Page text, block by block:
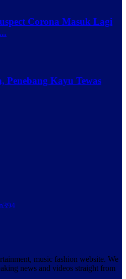
Corona Masuk Lagi
Penebang Kayu Tewas
394
music fashion website. We
news and videos straight from